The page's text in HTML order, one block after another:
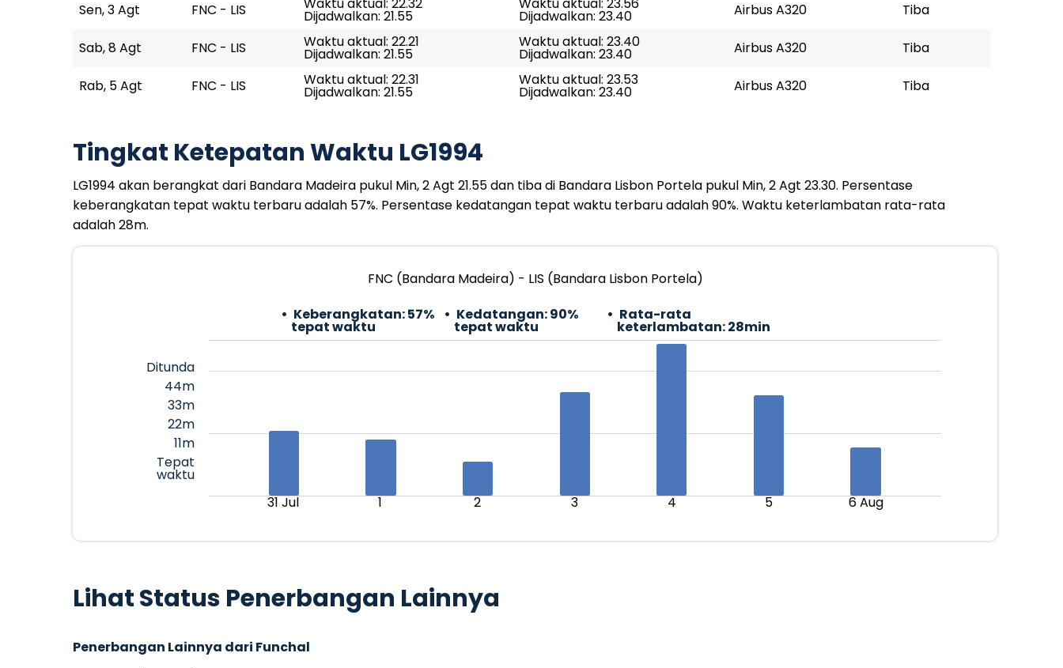
Sen, 3 Agt FNC - LIS Dijadwalkan: 21.55 Dijadwalkan: 23.40 Airbus A320 Tiba
Sab, 8 Agt FNC - LIS Waktu aktual: 22.21
Dijadwalkan: 21.55
Waktu aktual: 23.40
Dijadwalkan: 23.40 Airbus A320 Tiba
Rab, 5 Agt FNC - LIS Waktu aktual: 22.31
Dijadwalkan: 21.55
Waktu aktual: 23.53
Dijadwalkan: 23.40 Airbus A320 Tiba
Tingkat Ketepatan Waktu LG1994
LG1994 akan berangkat dari Bandara Madeira pukul Min, 2 Agt 21.55 dan tiba di Bandara Lisbon Portela pukul Min, 2 Agt 23.30. Persentase
keberangkatan tepat waktu terbaru adalah 57%. Persentase kedatangan tepat waktu terbaru adalah 90%. Waktu keterlambatan rata-rata
adalah 28m.
FNC (Bandara Madeira) - LIS (Bandara Lisbon Portela)
Keberangkatan:57%
tepat waktu
Kedatangan:90%
tepat waktu
Rata-rata
keterlambatan:28min
Ditunda
44m
33m
22m
11m
Tepat
waktu
31 Jul
1 2 3 4 5 6 Aug
Lihat Status Penerbangan Lainnya
Penerbangan Lainnya dari Funchal